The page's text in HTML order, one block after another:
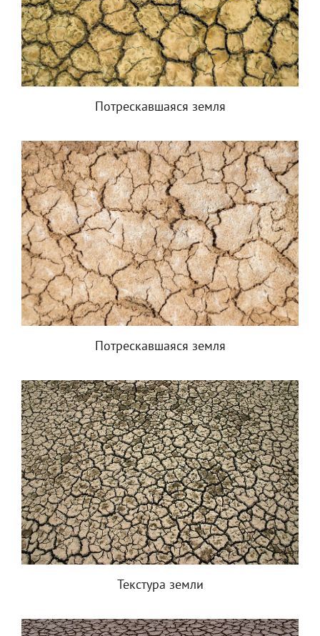
Потрескавшаяся земля
Потрескавшаяся земля
Текстура земли